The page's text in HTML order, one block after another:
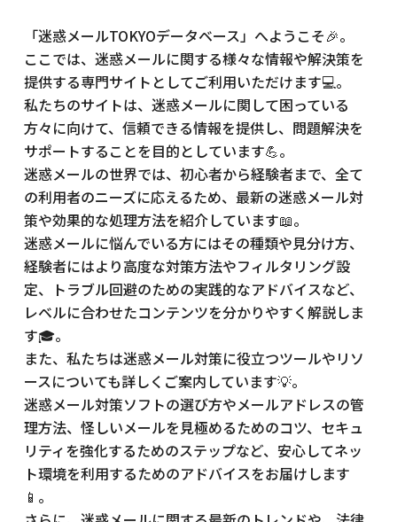
「迷惑メールTOKYOデータベース」へようこそ🎉。
ここでは、迷惑メールに関する様々な情報や解決策を
提供する専門サイトとしてご利用いただけます💻。
私たちのサイトは、迷惑メールに関して困っている
方々に向けて、信頼できる情報を提供し、問題解決を
サポートすることを目的としています💪。
迷惑メールの世界では、初心者から経験者まで、全て
の利用者のニーズに応えるため、最新の迷惑メール対
策や効果的な処理方法を紹介しています📖。
迷惑メールに悩んでいる方にはその種類や見分け方、
経験者にはより高度な対策方法やフィルタリング設
定、トラブル回避のための実践的なアドバイスなど、
レベルに合わせたコンテンツを分かりやすく解説しま
す🎓。
また、私たちは迷惑メール対策に役立つツールやリソ
ースについても詳しくご案内しています💡。
迷惑メール対策ソフトの選び方やメールアドレスの管
理方法、怪しいメールを見極めるためのコツ、セキュ
リティを強化するためのステップなど、安心してネッ
ト環境を利用するためのアドバイスをお届けします
📱。